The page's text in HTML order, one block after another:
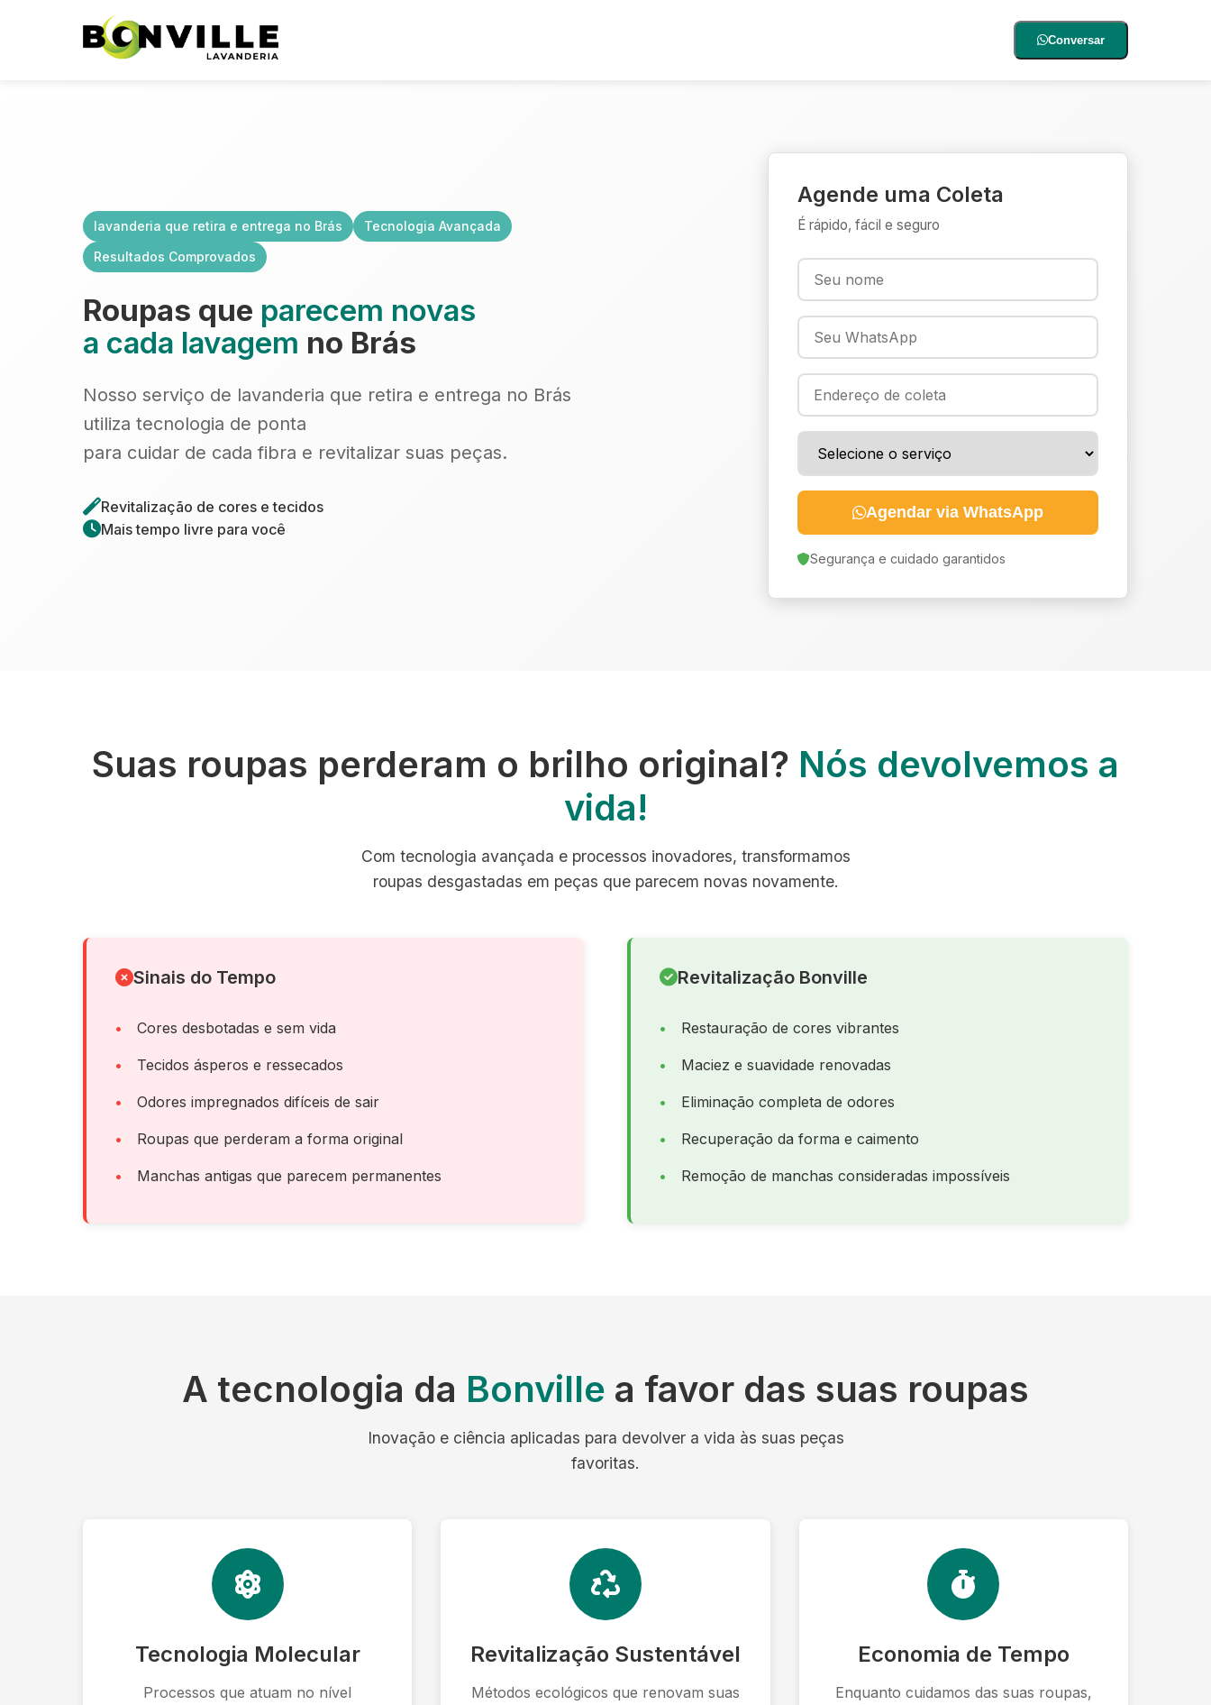
Conversar
lavanderia que retira e entrega no Brás
Tecnologia Avançada
Resultados Comprovados
Roupas que parecem novas
a cada lavagem no Brás
Nosso serviço de lavanderia que retira e entrega no Brás
utiliza tecnologia de ponta
para cuidar de cada fibra e revitalizar suas peças.
Revitalização de cores e tecidos
Mais tempo livre para você
Agende uma Coleta
É rápido, fácil e seguro
Agendar via WhatsApp
Segurança e cuidado garantidos
Suas roupas perderam o brilho original? Nós devolvemos a
vida!
Com tecnologia avançada e processos inovadores, transformamos
roupas desgastadas em peças que parecem novas novamente.
Sinais do Tempo
Cores desbotadas e sem vida
Tecidos ásperos e ressecados
Odores impregnados difíceis de sair
Roupas que perderam a forma original
Manchas antigas que parecem permanentes
Revitalização Bonville
Restauração de cores vibrantes
Maciez e suavidade renovadas
Eliminação completa de odores
Recuperação da forma e caimento
Remoção de manchas consideradas impossíveis
A tecnologia da Bonville a favor das suas roupas
Inovação e ciência aplicadas para devolver a vida às suas peças
favoritas.
Tecnologia Molecular
Processos que atuam no nível
Revitalização Sustentável
Métodos ecológicos que renovam suas
Economia de Tempo
Enquanto cuidamos das suas roupas,